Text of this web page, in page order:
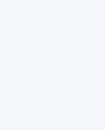
بر سلامت روان را
کاهش رفت‌وآمد
تصفیه